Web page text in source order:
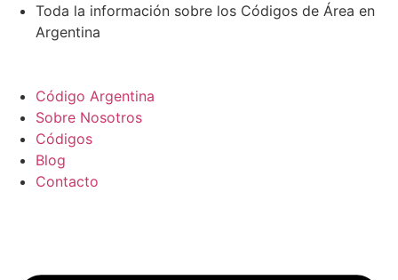
Toda la información sobre los Códigos de Área en
Argentina
Código Argentina
Sobre Nosotros
Códigos
Blog
Contacto